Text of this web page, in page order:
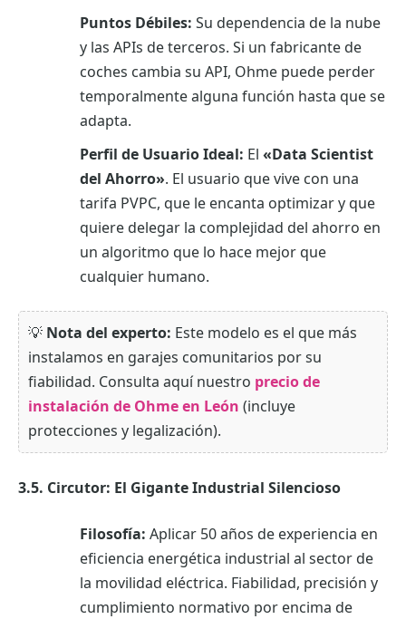
Puntos Débiles: Su dependencia de la nube
y las APIs de terceros. Si un fabricante de
coches cambia su API, Ohme puede perder
temporalmente alguna función hasta que se
adapta.
Perfil de Usuario Ideal: El «Data Scientist
del Ahorro». El usuario que vive con una
tarifa PVPC, que le encanta optimizar y que
quiere delegar la complejidad del ahorro en
un algoritmo que lo hace mejor que
cualquier humano.
💡 Nota del experto: Este modelo es el que más
instalamos en garajes comunitarios por su
fiabilidad. Consulta aquí nuestro precio de
instalación de Ohme en León (incluye
protecciones y legalización).
3.5. Circutor: El Gigante Industrial Silencioso
Filosofía: Aplicar 50 años de experiencia en
eficiencia energética industrial al sector de
la movilidad eléctrica. Fiabilidad, precisión y
cumplimiento normativo por encima de